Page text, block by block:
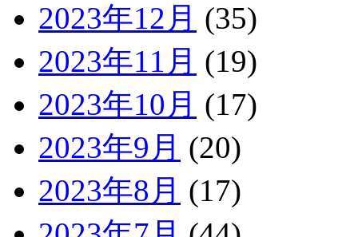
2023年12月 (35)
2023年11月 (19)
2023年10月 (17)
2023年9月 (20)
2023年8月 (17)